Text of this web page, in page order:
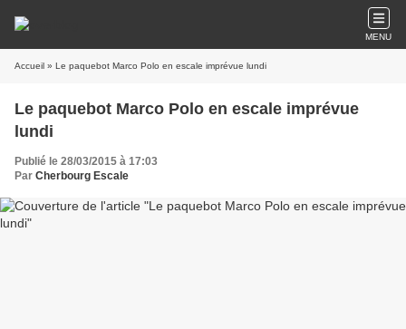
MENU
Accueil » Le paquebot Marco Polo en escale imprévue lundi
Le paquebot Marco Polo en escale imprévue
lundi
Publié le 28/03/2015 à 17:03
Par Cherbourg Escale